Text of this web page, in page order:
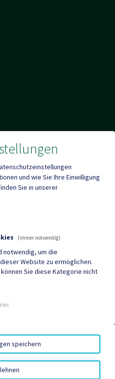
Vereine
|SITEMAP|
und wie Sie Ihre Einwilligung
Sie in unserer
(immer notwendig)
notwendig, um die
Website zu ermöglichen.
Sie diese Kategorie nicht
speichern